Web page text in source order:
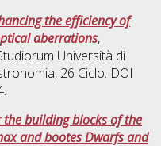
the efficiency of
aberrations,
Università di
, 26 Ciclo. DOI
building blocks of the
and bootes Dwarfs and